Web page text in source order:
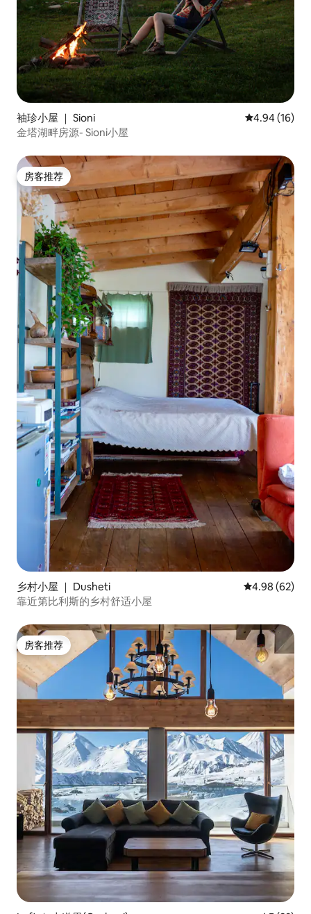
袖珍小屋 ｜ Sioni 平均评分
4.94 (16)
金塔湖畔房源- Sioni小屋
房客推荐
房客推荐
乡村小屋 ｜ Dusheti 平均评分 4.98
4.98 (62)
靠近第比利斯的乡村舒适小屋
房客推荐
房客推荐